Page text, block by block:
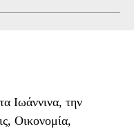
Ιωάννινα, την
Οικονομία,